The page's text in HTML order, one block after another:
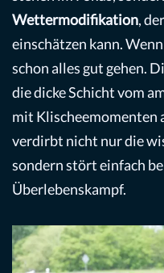
Wettermodifikation,
einschätzen kann.
schon alles gut gehen.
die dicke Schicht vom
mit Klischeemomenten
verdirbt nicht nur die
sondern stört einfach
Überlebenskampf.